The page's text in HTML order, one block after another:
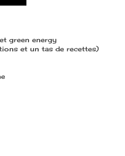
green energy
et un tas de recettes)